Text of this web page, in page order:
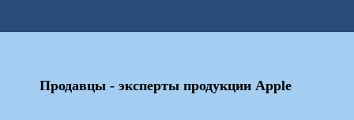
Продавцы - эксперты продукции Apple